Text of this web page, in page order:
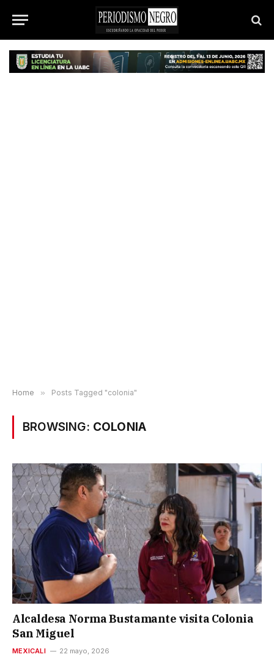
Home » Posts Tagged "colonia"
BROWSING: COLONIA
Alcaldesa Norma Bustamante visita Colonia
San Miguel
MEXICALI 22 mayo, 2026